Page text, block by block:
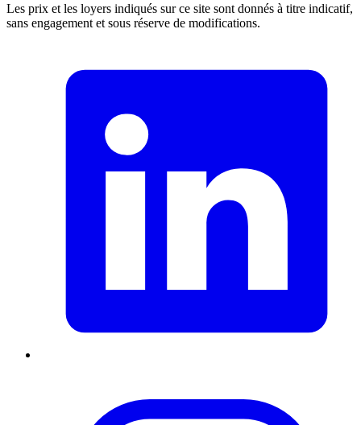
Les prix et les loyers indiqués sur ce site sont donnés à titre indicatif,
sans engagement et sous réserve de modifications.